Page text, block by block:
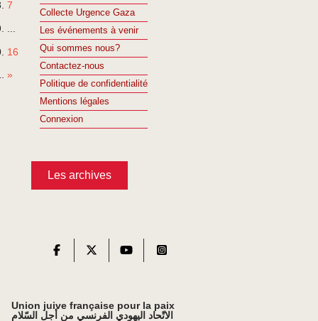
7
16
»
Collecte Urgence Gaza
Les événements à venir
Qui sommes nous?
Contactez-nous
Politique de confidentialité
Mentions légales
Connexion
Les archives
Union juive française pour la paix
الاتّحاد اليهودي الفرنسي من أجل السّلام